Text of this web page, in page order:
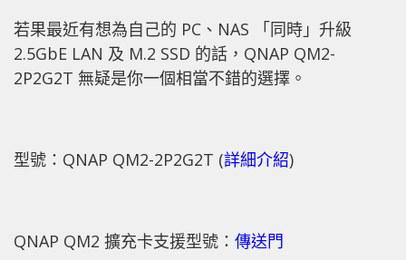
若果最近有想為自己的 PC、NAS 「同時」升級
2.5GbE LAN 及 M.2 SSD 的話，QNAP QM2-
2P2G2T 無疑是你一個相當不錯的選擇。
型號：QNAP QM2-2P2G2T (詳細介紹)
QNAP QM2 擴充卡支援型號： 傳送門